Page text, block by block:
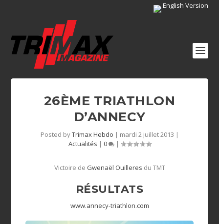
English Version
26ÈME TRIATHLON
D’ANNECY
Posted byTrimax Hebdo | mardi 2 juillet 2013 |
Actualités | 0 |
Victoire de Gwenaël Ouilleres du TMT
RÉSULTATS
www.annecy-triathlon.com